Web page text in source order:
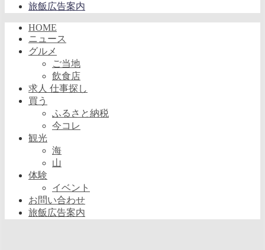
旅飯広告案内
HOME
ニュース
グルメ
ご当地
飲食店
求人 仕事探し
買う
ふるさと納税
今コレ
観光
海
山
体験
イベント
お問い合わせ
旅飯広告案内